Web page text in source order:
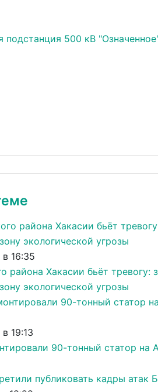
подстанция 500 кВ
16:35
района Хакасии бьёт тревогу:
экологической угрозы
19:13
90-тонный статор на